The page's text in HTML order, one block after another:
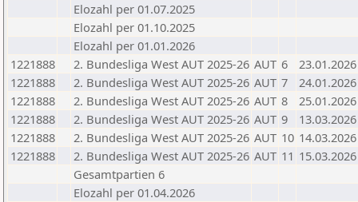
Elozahl per 01.07.2025
Elozahl per 01.10.2025
Elozahl per 01.01.2026
1221888
2. Bundesliga West AUT 2025-26 AUT 6
23.01.2026
1221888
2. Bundesliga West AUT 2025-26 AUT 7
24.01.2026
1221888
2. Bundesliga West AUT 2025-26 AUT 8
25.01.2026
1221888
2. Bundesliga West AUT 2025-26 AUT 9
13.03.2026
1221888
2. Bundesliga West AUT 2025-26 AUT 10 14.03.2026
1221888
2. Bundesliga West AUT 2025-26 AUT 11 15.03.2026
Gesamtpartien 6
Elozahl per 01.04.2026